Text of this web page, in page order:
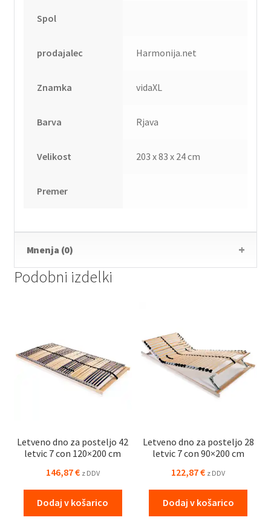
Spol
prodajalec Harmonija.net
Znamka vidaXL
Barva Rjava
Velikost 203 x 83 x 24 cm
Premer
Mnenja (0)
Podobni izdelki
Letveno dno za posteljo 42
letvic 7 con 120×200 cm
146,87€ z DDV
Dodaj v košarico
Letveno dno za posteljo 28
letvic 7 con 90×200 cm
122,87€ z DDV
Dodaj v košarico